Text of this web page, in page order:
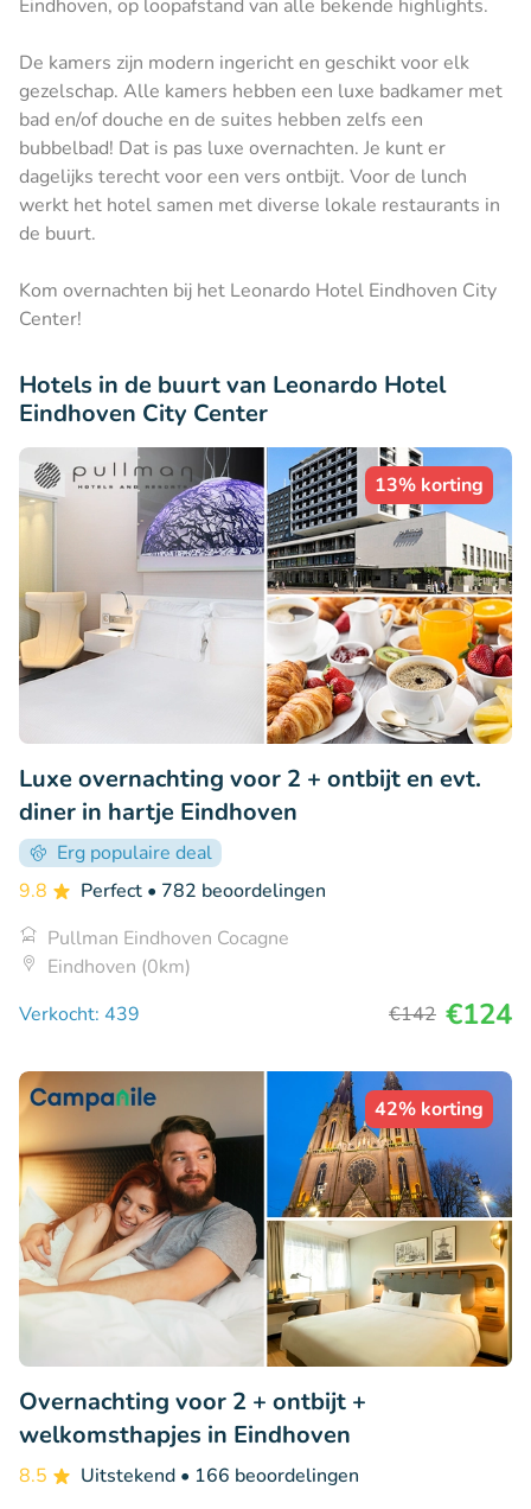
Eindhoven, op loopafstand van alle bekende highlights.
De kamers zijn modern ingericht en geschikt voor elk
gezelschap. Alle kamers hebben een luxe badkamer met
bad en/of douche en de suites hebben zelfs een
bubbelbad! Dat is pas luxe overnachten. Je kunt er
dagelijks terecht voor een vers ontbijt. Voor de lunch
werkt het hotel samen met diverse lokale restaurants in
de buurt.
Kom overnachten bij het Leonardo Hotel Eindhoven City
Center!
Hotels in de buurt van Leonardo Hotel
Eindhoven City Center
13% korting
Luxe overnachting voor 2 + ontbijt en evt.
diner in hartje Eindhoven
Erg populaire deal
9.8
Perfect • 782 beoordelingen
Pullman Eindhoven Cocagne
Eindhoven (0km)
Verkocht: 439
€142 €124
42% korting
Overnachting voor 2 + ontbijt +
welkomsthapjes in Eindhoven
8.5 Uitstekend • 166 beoordelingen